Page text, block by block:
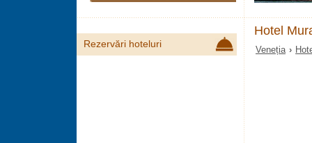
Hotel
Veneția ›
Rezervări hoteluri